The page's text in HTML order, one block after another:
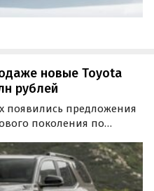
новые Toyota
рублей
появились предложения
поколения по
цены на одном из таких
сообщают…